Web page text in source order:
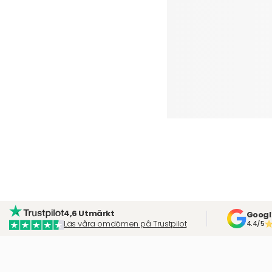
4,6 Utmärkt
Läs våra omdömen på Trustpilot
4.4/5